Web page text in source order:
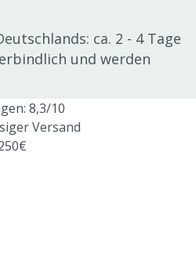
ca. 2 - 4 Tage
und werden
8,3/10
Versand